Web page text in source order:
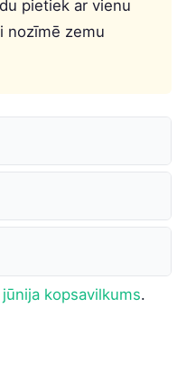
pietiek ar vienu
nozīmē zemu
kopsavilkums.